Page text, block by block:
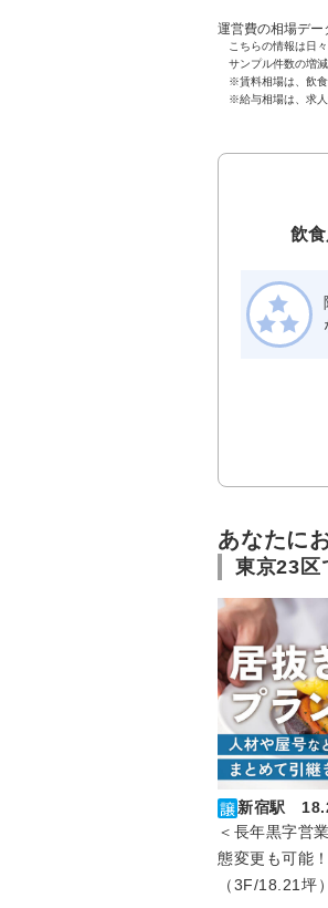
運営費の相場デー
こちらの情報は日
サンプル件数の増
※賃料相場は、飲食
※給与相場は、求人
飲
あなたに
東京23区
新宿駅
＜長年黒字営
態変更も可能
（3F/18.21坪）